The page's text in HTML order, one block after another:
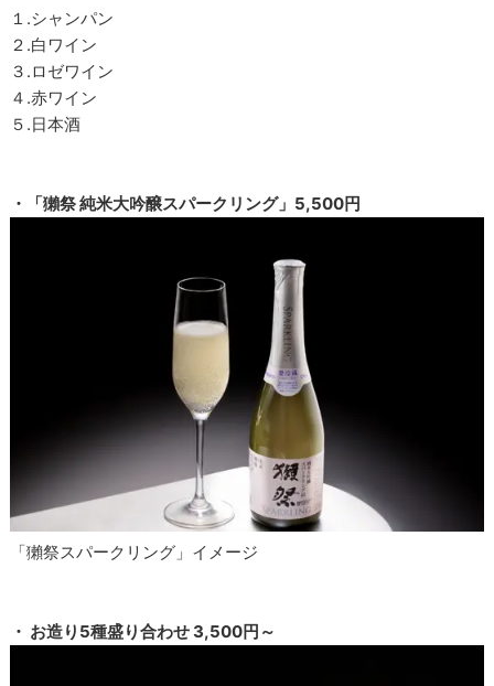
１.シャンパン
２.白ワイン
３.ロゼワイン
４.赤ワイン
５.日本酒
・「獺祭 純米大吟醸スパークリング」5,500円
「獺祭スパークリング」イメージ
・ お造り5種盛り合わせ 3,500円～